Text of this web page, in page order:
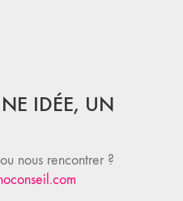
IDÉE, UN
nous rencontrer ?